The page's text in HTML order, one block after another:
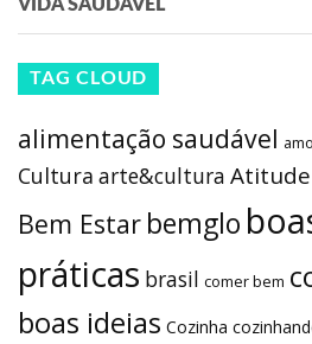
VIDA SAUDÁVEL
TAG CLOUD
alimentação saudável
Cultura arte&cultura
Bem Estar bemglo
práticas brasil comer bem
boas ideias Cozinha